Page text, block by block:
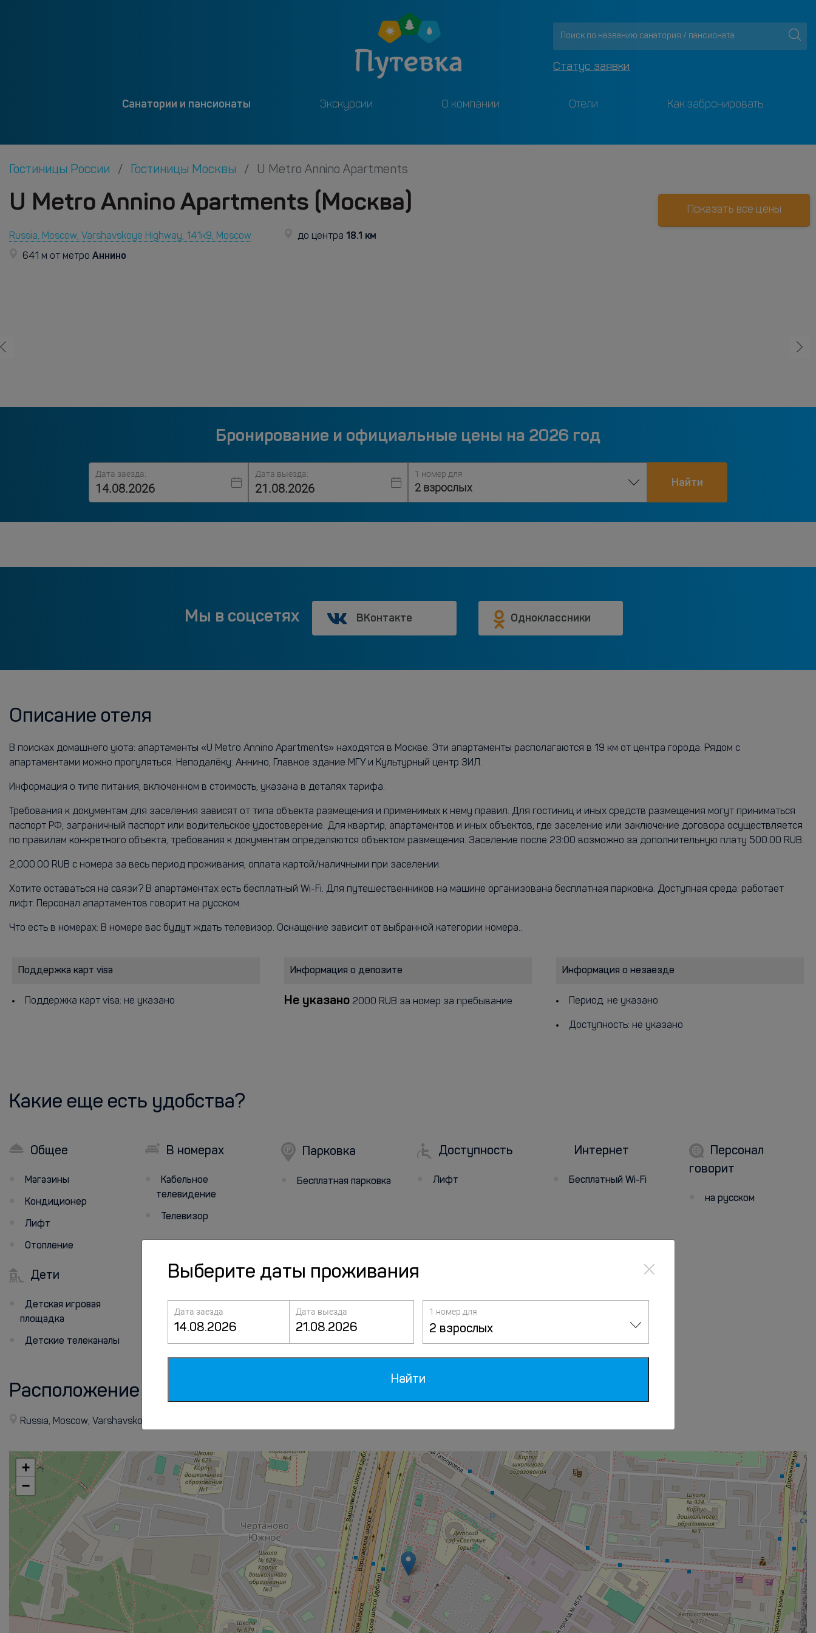
Статус заявки
Санатории и пансионаты Экскурсии О компании Отели Как забронировать
Гостиницы России Гостиницы Москвы U Metro Annino Apartments
U Metro Annino Apartments (Москва)
Russia, Moscow, Varshavskoye Highway, 141к9, Moscow до центра 18.1 км
641 м от метро Аннино
Показать все цены
Бронирование и официальные цены на 2026 год
Дата заезда: Дата выезда: 1 номер для
2 взрослых Найти
Мы в соцсетях ВКонтакте Одноклассники
Описание отеля
В поисках домашнего уюта: апартаменты «U Metro Annino Apartments» находятся в Москве. Эти апартаменты располагаются в 19 км от центра города. Рядом с
апартаментами можно прогуляться. Неподалёку: Аннино, Главное здание МГУ и Культурный центр ЗИЛ.
Информация о типе питания, включенном в стоимость, указана в деталях тарифа.
Требования к документам для заселения зависят от типа объекта размещения и применимых к нему правил. Для гостиниц и иных средств размещения могут приниматься
паспорт РФ, заграничный паспорт или водительское удостоверение. Для квартир, апартаментов и иных объектов, где заселение или заключение договора осуществляется
по правилам конкретного объекта, требования к документам определяются объектом размещения. Заселение после 23:00 возможно за дополнительную плату 500.00 RUB.
2,000.00 RUB с номера за весь период проживания, оплата картой/наличными при заселении.
Хотите оставаться на связи? В апартаментах есть бесплатный Wi-Fi. Для путешественников на машине организована бесплатная парковка. Доступная среда: работает
лифт. Персонал апартаментов говорит на русском.
Что есть в номерах: В номере вас будут ждать телевизор. Оснащение зависит от выбранной категории номера..
Поддержка карт visa
Поддержка карт visa: не указано
Информация о депозите
Не указано 2000 RUB за номер за пребывание
Информация о незаезде
Период: не указано
Доступность: не указано
Какие еще есть удобства?
Общее
Магазины
Кондиционер
Лифт
Отопление
В номерах
Кабельное
телевидение
Телевизор
Парковка
Бесплатная парковка
Доступность
Лифт
Интернет
Бесплатный Wi-Fi
Персонал
говорит
на русском
Дети
Детская игровая
площадка
Детские телеканалы
Расположение
Russia, Moscow, Varshavskoye Highway, 141к9, Moscow
+
−
Выберите даты проживания ×
Дата заезда Дата выезда 1 номер для
2 взрослых
Найти